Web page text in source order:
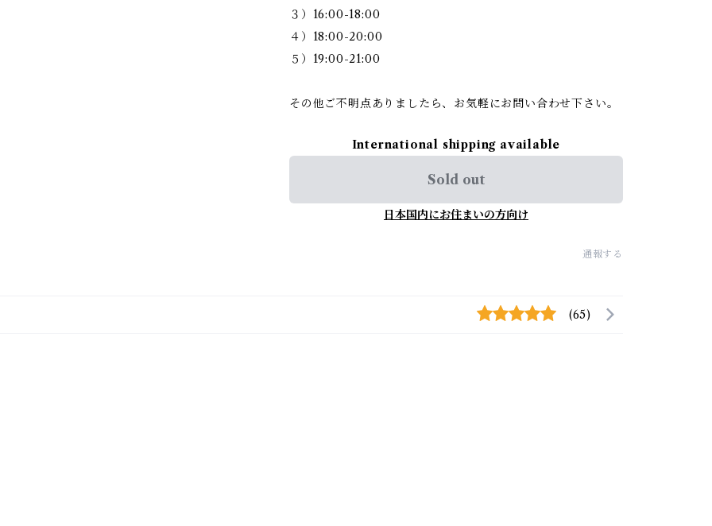
３）16:00-18:00
４）18:00-20:00
５）19:00-21:00
その他ご不明点ありましたら、お気軽にお問い合わせ下さい。
International shipping available
Sold out
日本国内にお住まいの方向け
通報する
(65)